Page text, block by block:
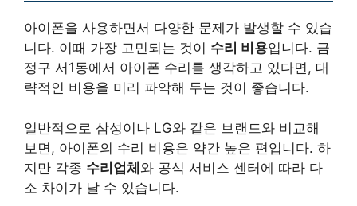
아이폰을 사용하면서 다양한 문제가 발생할 수 있습
니다. 이때 가장 고민되는 것이 수리 비용입니다. 금
정구 서1동에서 아이폰 수리를 생각하고 있다면, 대
략적인 비용을 미리 파악해 두는 것이 좋습니다.
일반적으로 삼성이나 LG와 같은 브랜드와 비교해
보면, 아이폰의 수리 비용은 약간 높은 편입니다. 하
지만 각종 수리업체와 공식 서비스 센터에 따라 다
소 차이가 날 수 있습니다.